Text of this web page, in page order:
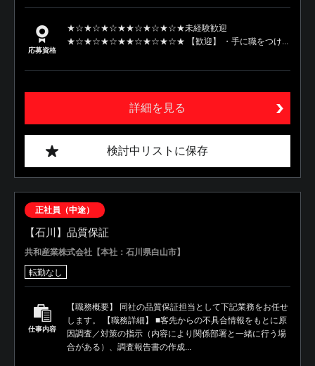
応募資格
★☆★☆★☆★★☆★☆★☆★未経験歓迎
★☆★☆★☆★★☆★☆★☆★ 【歓迎】 ・手に職をつけ...
詳細を見る
検討中リストに保存
正社員（中途）
【石川】品質保証
共和産業株式会社【本社：石川県白山市】
転勤なし
仕事内容
【職務概要】 同社の品質保証担当として下記業務をお任せ
します。 【職務詳細】 ■客先からの不具合情報をもとに原
因調査／対策の指示（内容により関係部署と一緒に行う場
合がある）、調査報告書の作成...